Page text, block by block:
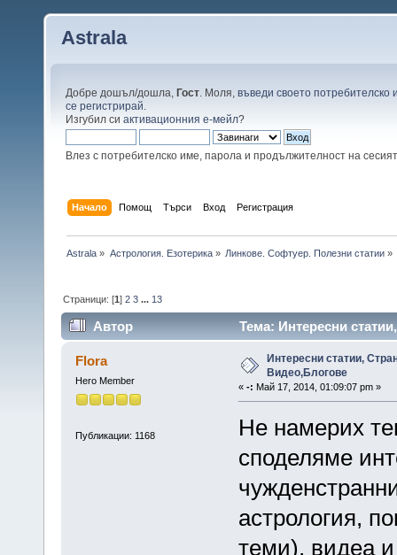
Astrala
Добре дошъл/дошла, Гост . Моля, въведи своето потребителско
се регистрирай
Изгубил си активационния е-мейл?
Влез с потребителско име, парола и продължителност на
Начало Помощ Търси Вход Регистрация
Astrala » Астрология. Езотерика» Линкове. Софтуер. Полезни статии»
Страници: [1]2 3 ... 13
Автор
Тема: Интересни
пъти)
Flora
Hero Member
Публикации: 1168
Интересни статии,
Видео,Блогове
« -: Май 17, 2014, 01:09:07 pm »
Не намерих
споделяме
астрология,
теми), видеа